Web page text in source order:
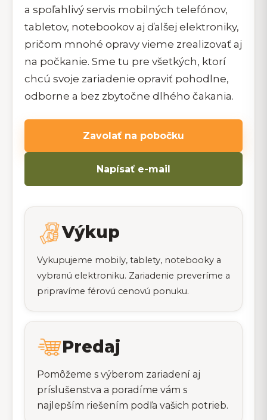
a spoľahlivý servis mobilných telefónov,
tabletov, notebookov aj ďalšej elektroniky,
pričom mnohé opravy vieme zrealizovať aj
na počkanie. Sme tu pre všetkých, ktorí
chcú svoje zariadenie opraviť pohodlne,
odborne a bez zbytočne dlhého čakania.
Zavolať na pobočku
Napísať e-mail
Výkup
Vykupujeme mobily, tablety, notebooky a
vybranú elektroniku. Zariadenie preveríme a
pripravíme férovú cenovú ponuku.
Predaj
Pomôžeme s výberom zariadení aj
príslušenstva a poradíme vám s
najlepším riešením podľa vašich potrieb.